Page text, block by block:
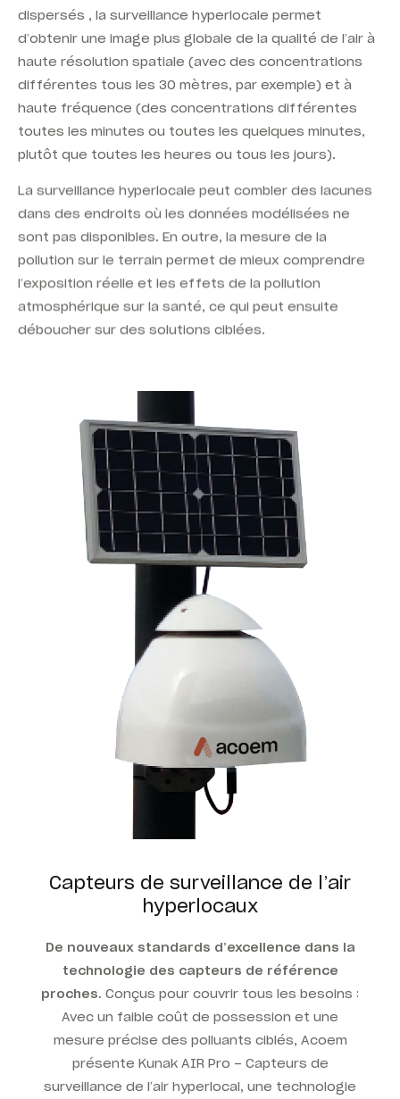
dispersés , la surveillance hyperlocale permet
d’obtenir une image plus globale de la qualité de l’air à
haute résolution spatiale (avec des concentrations
différentes tous les 30 mètres, par exemple) et à
haute fréquence (des concentrations différentes
toutes les minutes ou toutes les quelques minutes,
plutôt que toutes les heures ou tous les jours).
La surveillance hyperlocale peut combler des lacunes
dans des endroits où les données modélisées ne
sont pas disponibles. En outre, la mesure de la
pollution sur le terrain permet de mieux comprendre
l’exposition réelle et les effets de la pollution
atmosphérique sur la santé, ce qui peut ensuite
déboucher sur des solutions ciblées.
Capteurs de surveillance de l’air
hyperlocaux
De nouveaux standards d’excellence dans la
technologie des capteurs de référence
proches. Conçus pour couvrir tous les besoins :
Avec un faible coût de possession et une
mesure précise des polluants ciblés, Acoem
présente Kunak AIR Pro – Capteurs de
surveillance de l’air hyperlocal, une technologie